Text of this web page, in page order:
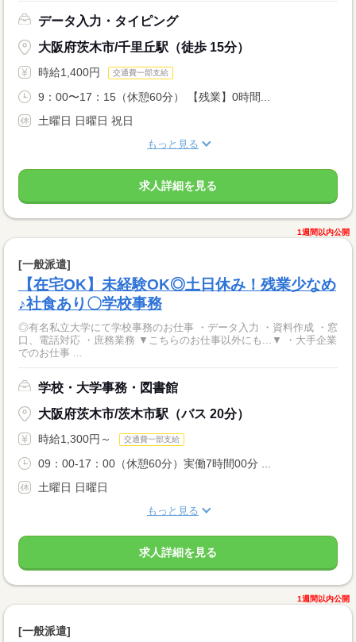
データ入力・タイピング
大阪府茨木市/千里丘駅（徒歩 15分）
時給1,400円 交通費一部支給
9：00〜17：15（休憩60分） 【残業】0時間...
土曜日 日曜日 祝日
もっと見る
求人詳細を見る
1週間以内公開
[一般派遣]
【在宅OK】未経験OK◎土日休み！残業少なめ
♪社食あり〇学校事務
◎有名私立大学にて学校事務のお仕事 ・データ入力 ・資料作成 ・窓
口、電話対応 ・庶務業務 ▼こちらのお仕事以外にも...▼ ・大手企業
でのお仕事 ...
学校・大学事務・図書館
大阪府茨木市/茨木市駅（バス 20分）
時給1,300円～ 交通費一部支給
09：00-17：00（休憩60分）実働7時間00分 ...
土曜日 日曜日
もっと見る
求人詳細を見る
1週間以内公開
[一般派遣]